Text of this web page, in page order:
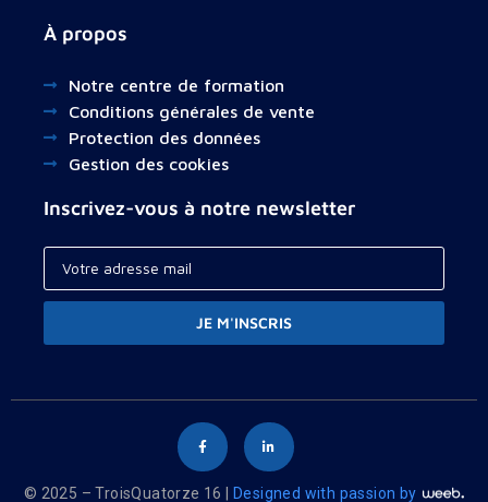
À propos
Notre centre de formation
Conditions générales de vente
Protection des données
Gestion des cookies
Inscrivez-vous à notre newsletter
JE M'INSCRIS
© 2025 – TroisQuatorze 16 | Designed with passion byYour